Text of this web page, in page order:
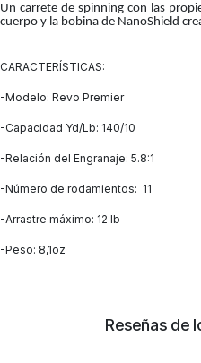
Un carrete de spinning con las
cuerpo y la bobina de NanoShield
CARACTERÍSTICAS:
-Modelo: Revo Premier
-Capacidad Yd/Lb: 140/10
-Relación del Engranaje: 5.8:1
-Número de rodamientos: 11
-Arrastre máximo: 12 lb
-Peso: 8,1oz
Reseñas de